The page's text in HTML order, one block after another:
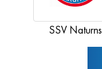
SSV Naturns